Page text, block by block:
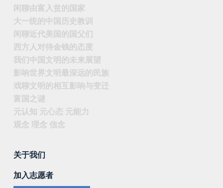
闲聊由富入贫的国家
大一统的中国历史教训
闲聊近代美国的国父们
西方人对待金钱的态度
我们中国文明的未来展望
影响世界文明最深远的民族
戏聊文明的相互影响与变迁
富国之谜
元认知 元心态 元能力
观念 理念 信念
关于我们
加入志愿者